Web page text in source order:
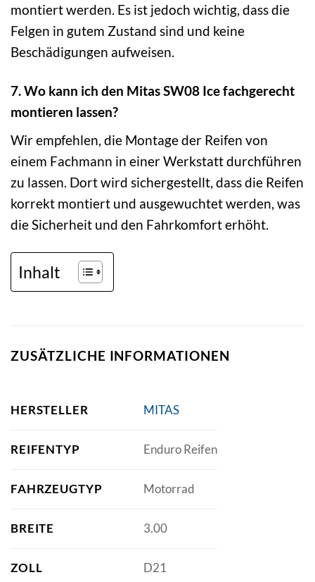
montiert werden. Es ist jedoch wichtig, dass die
Felgen in gutem Zustand sind und keine
Beschädigungen aufweisen.
7. Wo kann ich den Mitas SW08 Ice fachgerecht
montieren lassen?
Wir empfehlen, die Montage der Reifen von
einem Fachmann in einer Werkstatt durchführen
zu lassen. Dort wird sichergestellt, dass die Reifen
korrekt montiert und ausgewuchtet werden, was
die Sicherheit und den Fahrkomfort erhöht.
Inhalt
ZUSÄTZLICHE INFORMATIONEN
HERSTELLER MITAS
REIFENTYP Enduro Reifen
FAHRZEUGTYP Motorrad
BREITE 3.00
ZOLL D21